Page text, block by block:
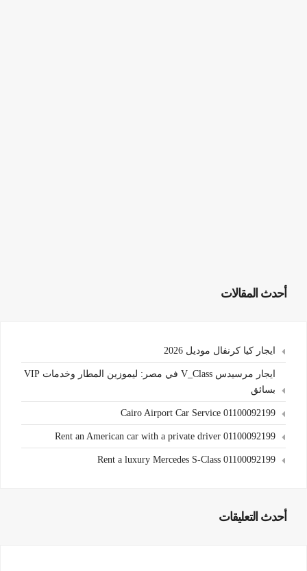
أحدث المقالات
ايجار كيا كرنفال موديل 2026
ايجار مرسيدس V_Class في مصر: ليموزين المطار وخدمات VIP
بسائق
Cairo Airport Car Service 01100092199
Rent an American car with a private driver 01100092199
Rent a luxury Mercedes S-Class 01100092199
أحدث التعليقات